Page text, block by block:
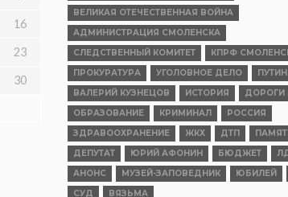
16
23
30
ВЕЛИКАЯ ОТЕЧЕСТВЕННАЯ ВОЙНА
АДМИНИСТРАЦИЯ СМОЛЕНСКА
СЛЕДСТВЕННЫЙ КОМИТЕТ
КПРФ
ПРОКУРАТУРА
УГОЛОВНОЕ ДЕЛО
ПУТИН
ВАЛЕРИЙ КУЗНЕЦОВ
ИСТОРИЯ
ДОРОГИ
ОБРАЗОВАНИЕ
КРИМИНАЛ
РОССИЯ
ЗДРАВООХРАНЕНИЕ
ЖКХ ДТП
ДЕПУТАТ
ЮРИЙ АФОНИН БЮДЖЕТ
АНОНС
МУЗЕЙ-ЗАПОВЕДНИК ЮБИЛЕЙ
СУД
ВЯЗЬМА